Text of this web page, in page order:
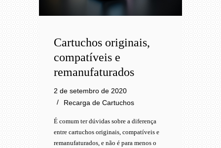
Cartuchos originais,
compatíveis e
remanufaturados
2 de setembro de 2020
Recarga de Cartuchos
É comum ter dúvidas sobre a diferença
entre cartuchos originais, compatíveis e
remanufaturados, e não é para menos o